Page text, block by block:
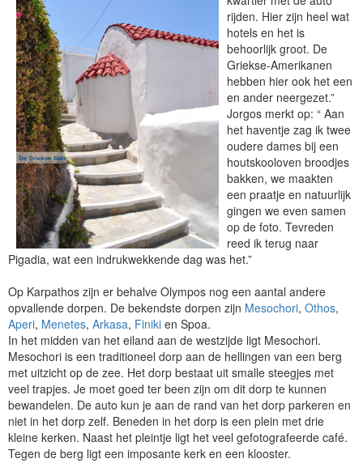
rijden. Hier zijn heel wat
hotels en het is
behoorlijk groot. De
Griekse-Amerikanen
hebben hier ook het een
en ander neergezet.”
Jorgos merkt op: “ Aan
het haventje zag ik twee
oudere dames bij een
houtskooloven broodjes
bakken, we maakten
een praatje en natuurlijk
gingen we even samen
op de foto. Tevreden
reed ik terug naar
Pigadia, wat een indrukwekkende dag was het.”
Op Karpathos zijn er behalve Olympos nog een aantal andere
opvallende dorpen. De bekendste dorpen zijn Mesochori, Othos,
Aperi, Menetes, Arkasa, Finiki en Spoa.
In het midden van het eiland aan de westzijde ligt Mesochori.
Mesochori is een traditioneel dorp aan de hellingen van een berg
met uitzicht op de zee. Het dorp bestaat uit smalle steegjes met
veel trapjes. Je moet goed ter been zijn om dit dorp te kunnen
bewandelen. De auto kun je aan de rand van het dorp parkeren en
niet in het dorp zelf. Beneden in het dorp is een plein met drie
kleine kerken. Naast het pleintje ligt het veel gefotografeerde café.
Tegen de berg ligt een imposante kerk en een klooster.